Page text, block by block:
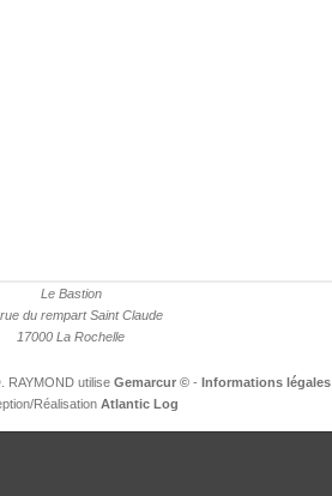
Le Bastion
du rempart Saint Claude
17000 La Rochelle
RAYMOND utilise Gemarcur © - Informations légales
Réalisation Atlantic Log